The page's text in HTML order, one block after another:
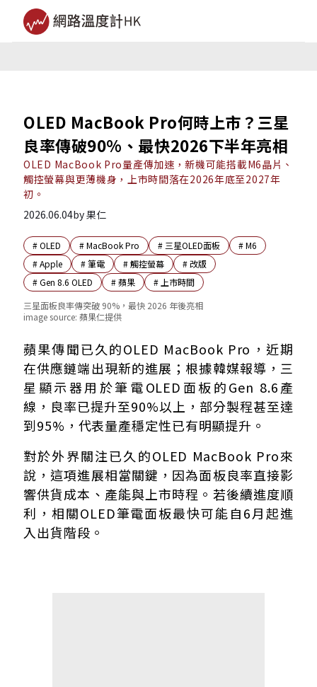
OLED MacBook Pro何時上市？三星
良率傳破90%、最快2026下半年亮相
OLED MacBook Pro量產傳加速，新機可能搭載M6晶片、
觸控螢幕與更薄機身，上市時間落在2026年底至2027年
初。
2026.06.04by果仁
#OLED #MacBook Pro # 三星OLED面板 #M6
#Apple #筆電 #觸控螢幕 #改版
#Gen 8.6 OLED #蘋果 # 上市時間
三星面板良率傳突破 90%，最快 2026 年後亮相
image source: 蘋果仁提供
三星OLED筆電面板良率提升 量產條件逐漸成熟
筆電OLED面板難度高於手機 良率突破更具意義
新款OLED MacBook Pro傳將迎來大改版
可能2026年底至2027年初推出
蘋果傳聞已久的OLED MacBook Pro，近期
在供應鏈端出現新的進展；根據韓媒報導，三
星顯示器用於筆電OLED面板的Gen 8.6產
線，良率已提升至90%以上，部分製程甚至達
到95%，代表量產穩定性已有明顯提升。
對於外界關注已久的OLED MacBook Pro來
說，這項進展相當關鍵，因為面板良率直接影
響供貨成本、產能與上市時程。若後續進度順
利，相關OLED筆電面板最快可能自6月起進
入出貨階段。